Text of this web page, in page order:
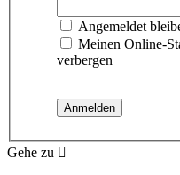
Angemeldet
Meinen Online-
verbergen
Gehe zu